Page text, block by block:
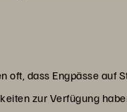
oft, dass Engpässe auf
zur Verfügung